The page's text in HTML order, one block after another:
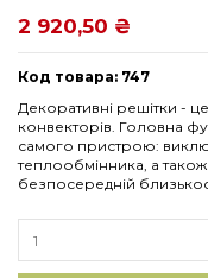
2 920,50 ₴
Код товара: 747
Декоративні решітки -
конвекторів. Головна
самого пристрою:
теплообмінника, а також
безпосередній